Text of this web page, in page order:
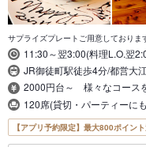
サプライズプレートご用意しており
11:30～翌3:00(料理L.O.翌
JR御徒町駅徒歩4分/都営大
2000円台～ 様々なコース
120席(貸切・パーティーに
【アプリ予約限定】最大800ポイン